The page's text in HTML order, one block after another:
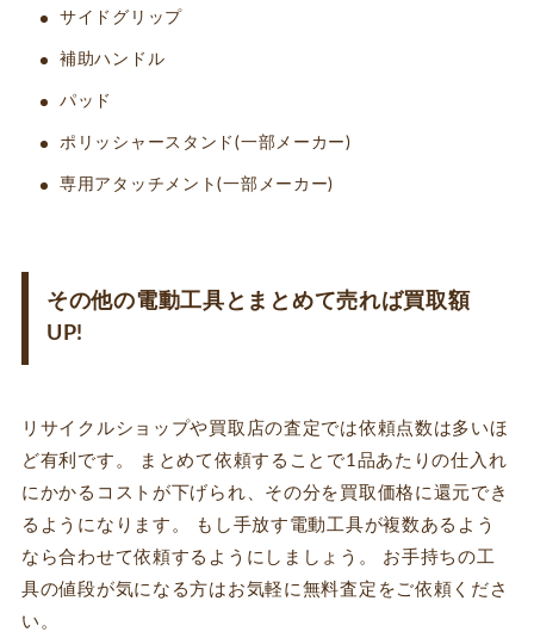
サイドグリップ
補助ハンドル
パッド
ポリッシャースタンド(一部メーカー)
専用アタッチメント(一部メーカー)
その他の電動工具とまとめて売れば買取額
UP!
リサイクルショップや買取店の査定では依頼点数は多いほ
ど有利です。 まとめて依頼することで1品あたりの仕入れ
にかかるコストが下げられ、その分を買取価格に還元でき
るようになります。 もし手放す電動工具が複数あるよう
なら合わせて依頼するようにしましょう。 お手持ちの工
具の値段が気になる方はお気軽に無料査定をご依頼くださ
い。